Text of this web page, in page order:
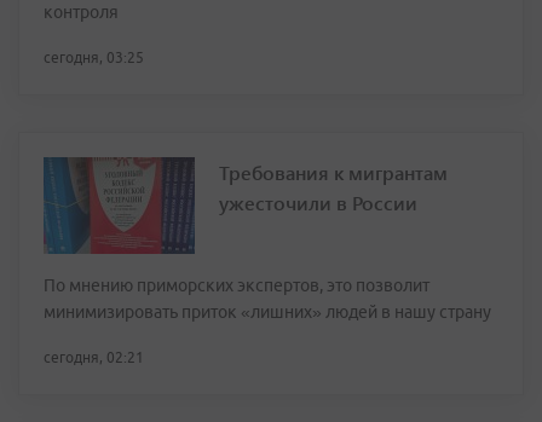
контроля
сегодня, 03:25
Требования к мигрантам
ужесточили в России
По мнению приморских экспертов, это позволит
минимизировать приток «лишних» людей в нашу страну
сегодня, 02:21